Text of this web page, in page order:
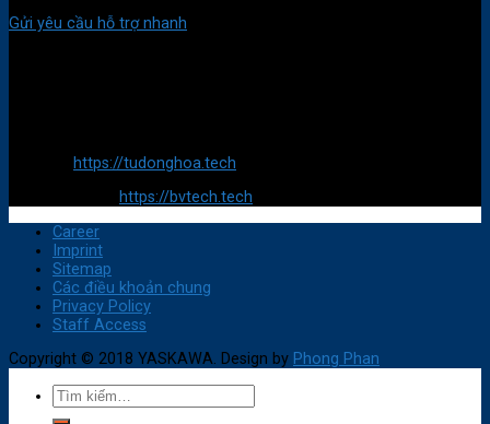
Gửi yêu cầu hỗ trợ nhanh
https://tudonghoa.tech
https://bvtech.tech
Career
Imprint
Sitemap
Các điều khoản chung
Privacy Policy
Staff Access
Copyright © 2018 YASKAWA. Design by Phong Phan